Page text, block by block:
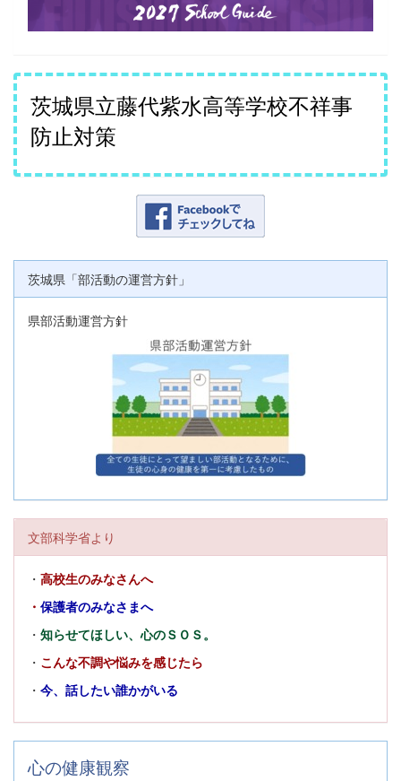
茨城県立藤代紫水高等学校不祥事
防止対策
茨城県「部活動の運営方針」
県部活動運営方針
文部科学省より
・ 高校生のみなさんへ
・ 保護者のみなさまへ
・ 知らせてほしい、心のＳＯＳ。
・ こんな不調や悩みを感じたら
・ 今、話したい誰かがいる
心の健康観察